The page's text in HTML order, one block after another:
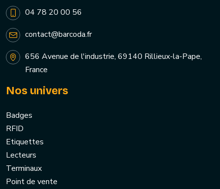
04 78 20 00 56
contact@barcoda.fr
656 Avenue de l'industrie, 69140 Rillieux-la-Pape,
France
Nos univers
Badges
RFID
Etiquettes
Lecteurs
Terminaux
Point de vente